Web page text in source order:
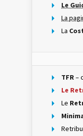
Le
La
La
TFR–
Le
Le